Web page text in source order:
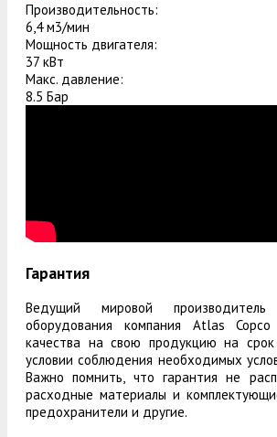
Производительность:
6,4 м3/мин
Мощность двигателя:
37 кВт
Макс. давление:
8.5 Бар
Гарантия
Ведущий мировой производитель
оборудования компания Atlas
качества на свою продукцию на
условии соблюдения необходимых
Важно помнить, что гарантия не
расходные материалы и
предохранители и другие.